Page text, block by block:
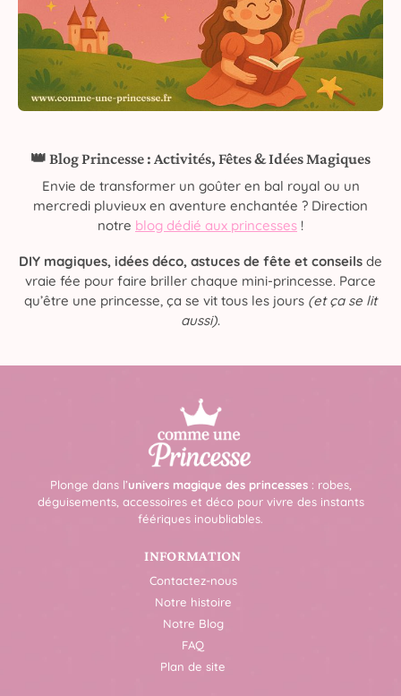
👑 Blog Princesse : Activités, Fêtes & Idées Magiques
Envie de transformer un goûter en bal royal ou un
mercredi pluvieux en aventure enchantée ? Direction
notre blog dédié aux princesses !
DIY magiques, idées déco, astuces de fête et conseils de
vraie fée pour faire briller chaque mini-princesse. Parce
qu’être une princesse, ça se vit tous les jours (et ça se lit
aussi).
Plonge dans l’univers magique des princesses: robes,
déguisements, accessoires et déco pour vivre des instants
féériques inoubliables.
INFORMATION
Contactez-nous
Notre histoire
Notre Blog
FAQ
Plan de site